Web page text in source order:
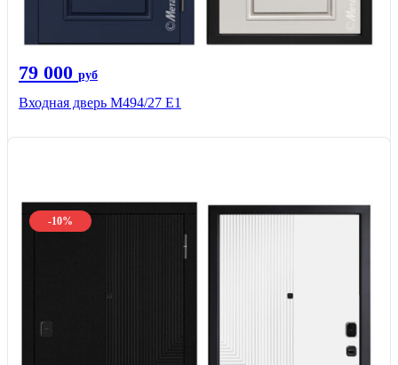
79 000 руб
Входная дверь М494/27 Е1
-10%